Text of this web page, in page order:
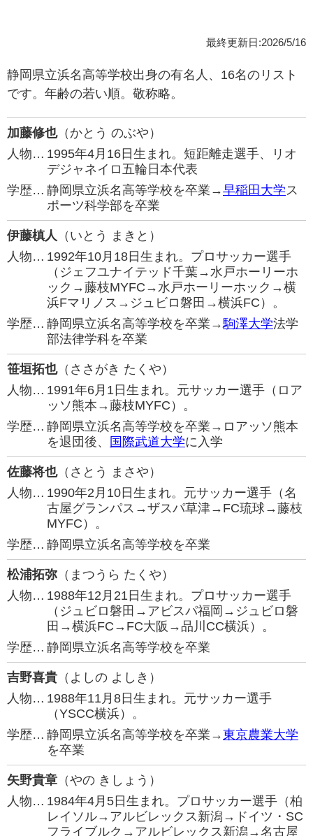
最終更新日:2026/5/16
静岡県立浜名高等学校出身の有名人、16名のリスト
です。年齢の若い順。敬称略。
加藤修也（かとう のぶや）
人物… 1995年4月16日生まれ。短距離走選手、リオ
デジャネイロ五輪日本代表
学歴… 静岡県立浜名高等学校を卒業→早稲田大学ス
ポーツ科学部を卒業
伊藤槙人 （いとう まきと）
人物… 1992年10月18日生まれ。プロサッカー選手
（ジェフユナイテッド千葉→水戸ホーリーホ
ック→藤枝MYFC→水戸ホーリーホック→横
浜Fマリノス→ジュビロ磐田→横浜FC）。
学歴… 静岡県立浜名高等学校を卒業→駒澤大学法学
部法律学科を卒業
笹垣拓也（ささがき たくや）
人物… 1991年6月1日生まれ。元サッカー選手（ロア
ッソ熊本→藤枝MYFC）。
学歴… 静岡県立浜名高等学校を卒業→ロアッソ熊本
を退団後、
国際武道大学に入学
佐藤将也（さとう まさや）
人物… 1990年2月10日生まれ。元サッカー選手（名
古屋グランパス→ザスパ草津→FC琉球→藤枝
MYFC）。
学歴… 静岡県立浜名高等学校を卒業
松浦拓弥 （まつうら たくや）
人物… 1988年12月21日生まれ。プロサッカー選手
（ジュビロ磐田→アビスパ福岡→ジュビロ磐
田→横浜FC→FC大阪→品川CC横浜）。
学歴… 静岡県立浜名高等学校を卒業
吉野喜貴 （よしの よしき）
人物… 1988年11月8日生まれ。元サッカー選手
（YSCC横浜）。
学歴… 静岡県立浜名高等学校を卒業→東京農業大学
を卒業
矢野貴章 （やの きしょう）
人物… 1984年4月5日生まれ。プロサッカー選手（柏
レイソル→アルビレックス新潟→ドイツ・SC
フライブルク→アルビレックス新潟→名古屋